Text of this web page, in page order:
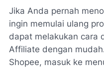
Jika Anda pernah
ingin memulai ulang
dapat melakukan cara
Affiliate dengan
Shopee, masuk ke